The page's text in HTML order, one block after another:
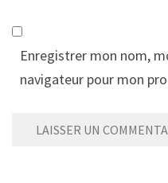
Enregistrer mon nom,
navigateur pour mon